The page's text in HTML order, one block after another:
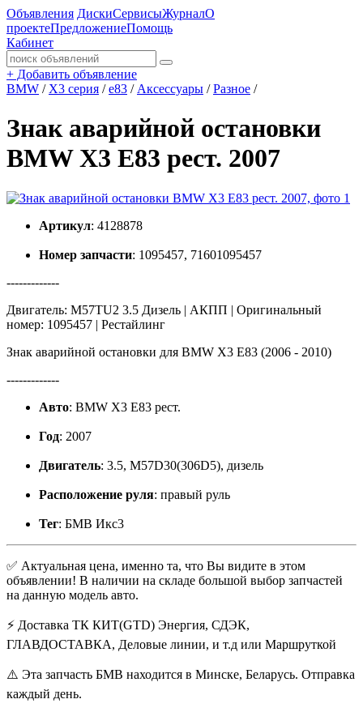
Объявления ДискиСервисыЖурналО
проектеПредложениеПомощь
Кабинет
+ Добавить объявление
BMW / X3 серия /e83 / Аксессуары /Разное /
Знак аварийной остановки
BMW X3 E83 рест. 2007
Артикул: 4128878
Номер запчасти: 1095457, 71601095457
-------------
Двигатель: M57TU2 3.5 Дизель | АКПП | Оригинальный
номер: 1095457 | Рестайлинг
Знак аварийной остановки для BMW X3 E83 (2006 - 2010)
-------------
Авто: BMW X3 E83 рест.
Год: 2007
Двигатель: 3.5, M57D30(306D5), дизель
Расположение руля: правый руль
Тег: БМВ Икс3
✅ Актуальная цена, именно та, что Вы видите в этом
объявлении! В наличии на складе большой выбор запчастей
на данную модель авто.
⚡ Доставка ТК КИТ(GTD) Энергия, СДЭК,
ГЛАВДОСТАВКА, Деловые линии, и т.д или Маршруткой
⚠️ Эта запчасть БМВ находится в Минске, Беларусь. Отправка
каждый день.